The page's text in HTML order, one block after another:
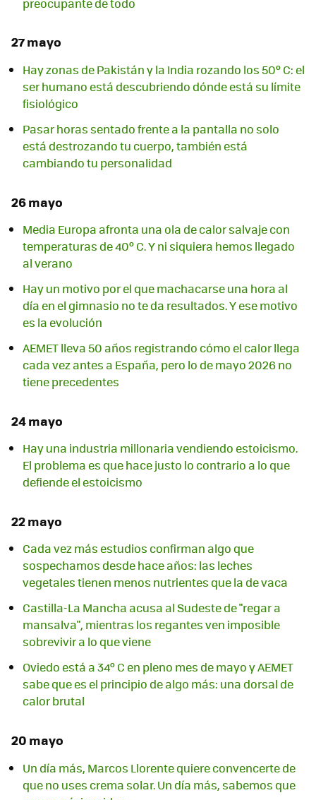
27 mayo
Hay zonas de Pakistán y la India rozando los 50º C: el
ser humano está descubriendo dónde está su límite
fisiológico
Pasar horas sentado frente a la pantalla no solo
está destrozando tu cuerpo, también está
cambiando tu personalidad
26 mayo
Media Europa afronta una ola de calor salvaje con
temperaturas de 40º C. Y ni siquiera hemos llegado
al verano
Hay un motivo por el que machacarse una hora al
día en el gimnasio no te da resultados. Y ese motivo
es la evolución
AEMET lleva 50 años registrando cómo el calor llega
cada vez antes a España, pero lo de mayo 2026 no
tiene precedentes
24 mayo
Hay una industria millonaria vendiendo estoicismo.
El problema es que hace justo lo contrario a lo que
defiende el estoicismo
22 mayo
Cada vez más estudios confirman algo que
sospechamos desde hace años: las leches
vegetales tienen menos nutrientes que la de vaca
Castilla-La Mancha acusa al Sudeste de "regar a
mansalva", mientras los regantes ven imposible
sobrevivir a lo que viene
Oviedo está a 34º C en pleno mes de mayo y AEMET
sabe que es el principio de algo más: una dorsal de
calor brutal
20 mayo
Un día más, Marcos Llorente quiere convencerte de
que no uses crema solar. Un día más, sabemos que